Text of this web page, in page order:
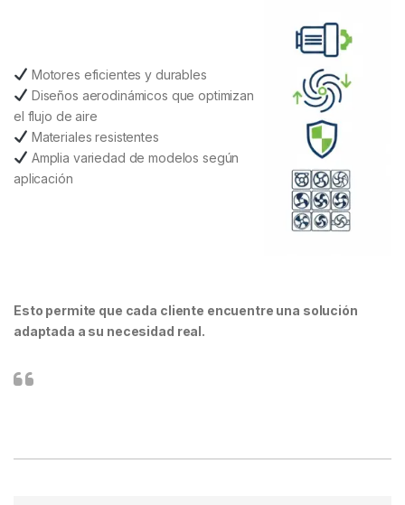
Motores eficientes y durables
Diseños aerodinámicos que optimizan
el flujo de aire
Materiales resistentes
Amplia variedad de modelos según
aplicación
Esto permite que cada cliente encuentre una solución
adaptada a su necesidad real.